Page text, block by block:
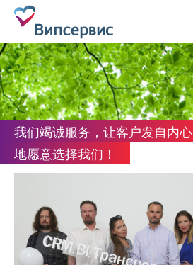
我们竭诚服务，让客户发自内心
地愿意选择我们！